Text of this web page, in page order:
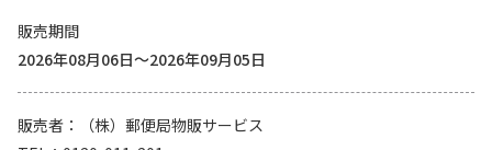
販売期間
2026年08月06日～2026年09月05日
販売者
（株）郵便局物販サービス